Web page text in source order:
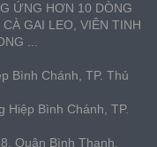
ỨNG HƠN 10 DÒNG
GAI LEO, VIÊN TINH
...
Bình Chánh, TP. Thủ
Hiệp Bình Chánh, TP.
Quận Bình Thạnh,